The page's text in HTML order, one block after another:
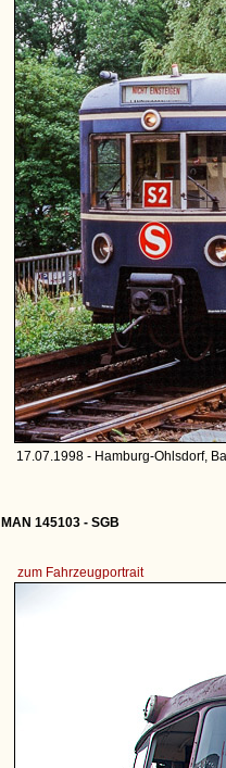
17.07.1998 - Hamburg-Ohlsdorf,
MAN 145103 - SGB
zum Fahrzeugportrait